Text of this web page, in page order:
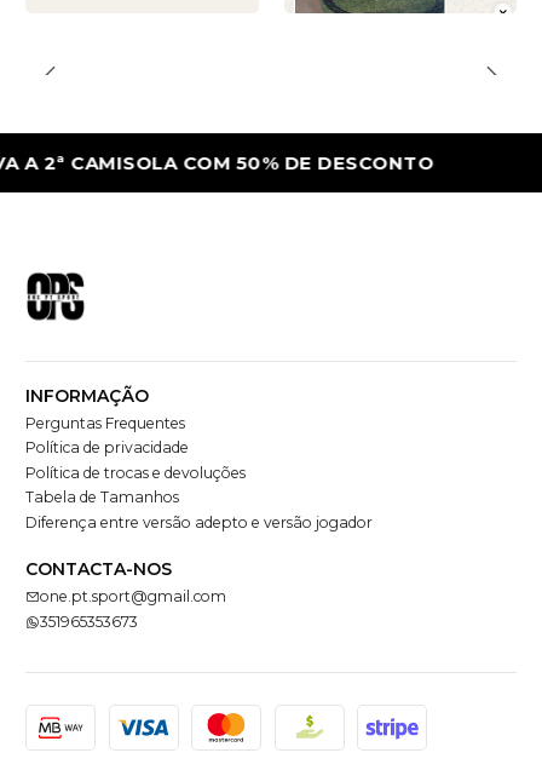
COM 50% DE DESCONTO
INFORMAÇÃO
Perguntas Frequentes
Política de privacidade
Política de trocas e devoluções
Tabela de Tamanhos
Diferença entre versão adepto e versão jogador
CONTACTA-NOS
one.pt.sport@gmail.com
351965353673